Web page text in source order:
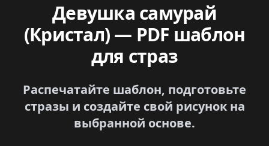
Девушка самурай
(Кристал) — PDF шаблон
для страз
Распечатайте шаблон, подготовьте
стразы и создайте свой рисунок на
выбранной основе.